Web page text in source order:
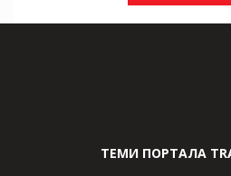
ТЕМИ ПОРТАЛА